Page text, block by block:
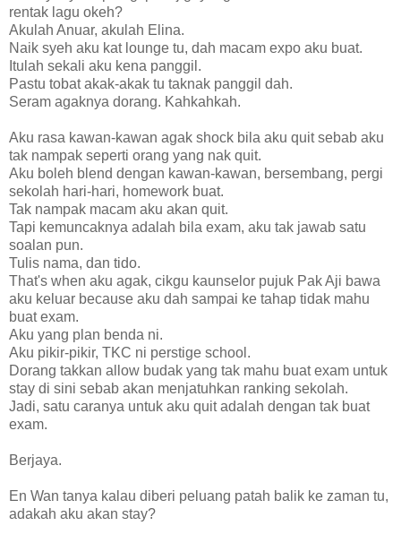
rentak lagu okeh?
Akulah Anuar, akulah Elina.
Naik syeh aku kat lounge tu, dah macam expo aku buat.
Itulah sekali aku kena panggil.
Pastu tobat akak-akak tu taknak panggil dah.
Seram agaknya dorang. Kahkahkah.
Aku rasa kawan-kawan agak shock bila aku quit sebab aku
tak nampak seperti orang yang nak quit.
Aku boleh blend dengan kawan-kawan, bersembang, pergi
sekolah hari-hari, homework buat.
Tak nampak macam aku akan quit.
Tapi kemuncaknya adalah bila exam, aku tak jawab satu
soalan pun.
Tulis nama, dan tido.
That's when aku agak, cikgu kaunselor pujuk Pak Aji bawa
aku keluar because aku dah sampai ke tahap tidak mahu
buat exam.
Aku yang plan benda ni.
Aku pikir-pikir, TKC ni perstige school.
Dorang takkan allow budak yang tak mahu buat exam untuk
stay di sini sebab akan menjatuhkan ranking sekolah.
Jadi, satu caranya untuk aku quit adalah dengan tak buat
exam.
Berjaya.
En Wan tanya kalau diberi peluang patah balik ke zaman tu,
adakah aku akan stay?